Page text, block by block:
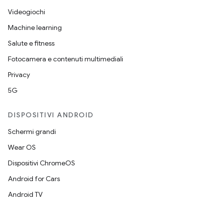
Videogiochi
Machine learning
Salute e fitness
Fotocamera e contenuti multimediali
Privacy
5G
DISPOSITIVI ANDROID
Schermi grandi
Wear OS
Dispositivi ChromeOS
Android for Cars
Android TV